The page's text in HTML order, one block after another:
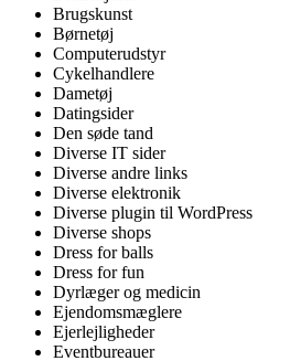
Brugskunst
Børnetøj
Computerudstyr
Cykelhandlere
Dametøj
Datingsider
Den søde tand
Diverse IT sider
Diverse andre links
Diverse elektronik
Diverse plugin til WordPress
Diverse shops
Dress for balls
Dress for fun
Dyrlæger og medicin
Ejendomsmæglere
Ejerlejligheder
Eventbureauer